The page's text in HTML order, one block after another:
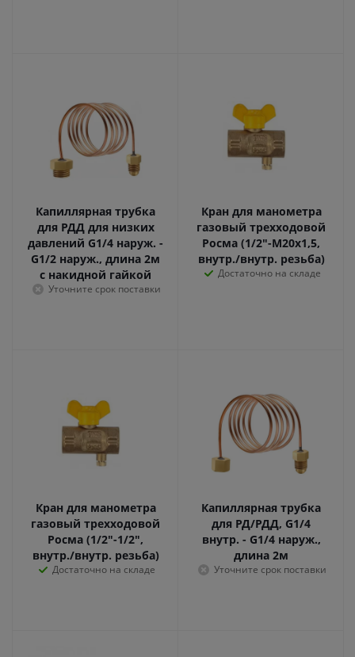
Капиллярная трубка
для РДД для низких
давлений G1/4 наруж. -
G1/2 наруж., длина 2м
с накидной гайкой
Уточните срок поставки
Кран для манометра
газовый трехходовой
Росма (1/2"-M20х1,5,
внутр./внутр. резьба)
Достаточно на складе
Кран для манометра
газовый трехходовой
Росма (1/2"-1/2",
внутр./внутр. резьба)
Достаточно на складе
Капиллярная трубка
для РД/РДД, G1/4
внутр. - G1/4 наруж.,
длина 2м
Уточните срок поставки